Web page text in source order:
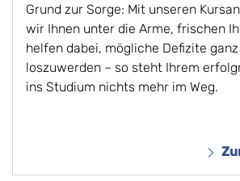
Grund zur Sorge: Mit unseren
wir Ihnen unter die Arme, frischen
helfen dabei, mögliche Defizite
loszuwerden – so steht Ihrem
ins Studium nichts mehr im Weg.